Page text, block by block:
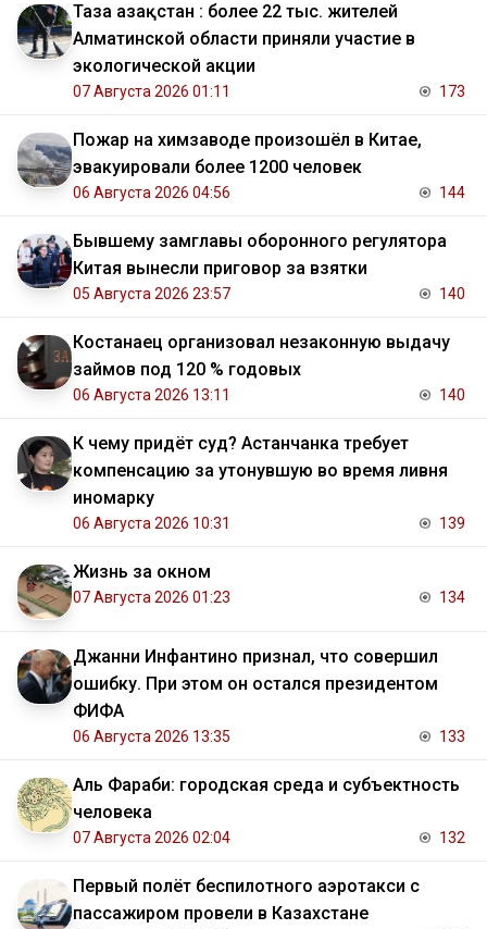
Таза Қазақстан : более 22 тыс. жителей
Алматинской области приняли участие в
экологической акции
07 Августа 2026 01:11 173
Пожар на химзаводе произошёл в Китае,
эвакуировали более 1200 человек
06 Августа 2026 04:56 144
Бывшему замглавы оборонного регулятора
Китая вынесли приговор за взятки
05 Августа 2026 23:57 140
Костанаец организовал незаконную выдачу
займов под 120 % годовых
06 Августа 2026 13:11 140
К чему придёт суд? Астанчанка требует
компенсацию за утонувшую во время ливня
иномарку
06 Августа 2026 10:31 139
Жизнь за окном
07 Августа 2026 01:23 134
Джанни Инфантино признал, что совершил
ошибку. При этом он остался президентом
ФИФА
06 Августа 2026 13:35 133
Аль Фараби: городская среда и субъектность
человека
07 Августа 2026 02:04 132
Первый полёт беспилотного аэротакси с
пассажиром провели в Казахстане